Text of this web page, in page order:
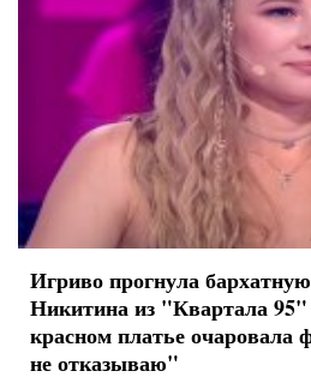
Игриво прогнула
Никитина из "Квартала
красном платье очаровала
не отказываю"